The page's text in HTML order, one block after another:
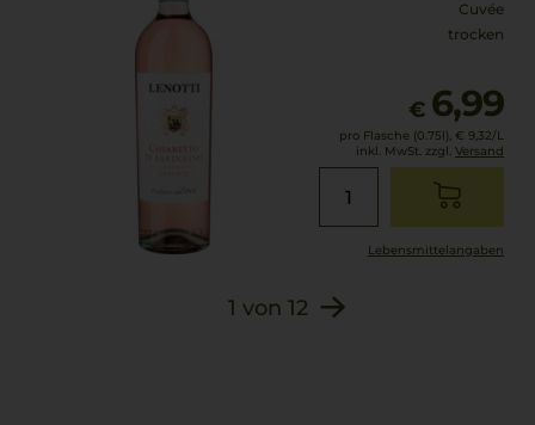
Cuvée
trocken
€ 6,99
pro Flasche (0.75l), € 9,32/L
inkl. MwSt. zzgl. Versand
Lebensmittel­angaben
1 von 12